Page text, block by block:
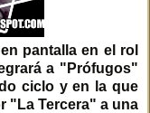
pantalla en el rol
a "Prófugos"
ciclo y en la que
"La Tercera" a una